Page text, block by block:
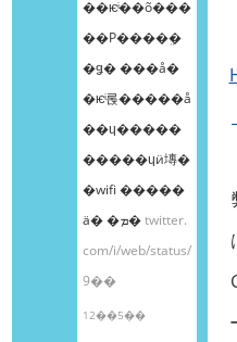
��ѥͥ��õ���
��Ρ����ܸ�
�ǥ� ���å�
�ѥͥ롡�����å
��ɥ�����
�����ɥӥ塼�
�wifi �����
ä� �ܡ�twitter.
com/i/web/status/
9��
12��5��